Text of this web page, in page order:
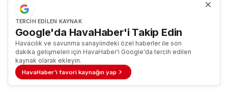
TERCIH EDILEN KAYNAK
Google'da HavaHaber'i Takip Edin
Havacılık ve savunma sanayiindeki özel haberler ile son
dakika gelişmeleri için HavaHaber'i Google'da tercih edilen
kaynak olarak ekleyin.
HavaHaber'i favori kaynağın yap